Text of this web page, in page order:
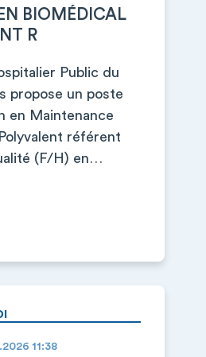
BIOMÉDICAL
R
Public du
propose un poste
en Maintenance
référent
(F/H) en…
11:38